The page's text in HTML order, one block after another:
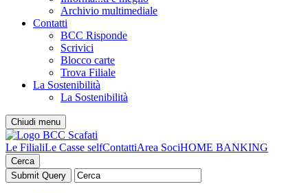
Archivio multimediale
Contatti
BCC Risponde
Scrivici
Blocco carte
Trova Filiale
La Sostenibilità
La Sostenibilità
Chiudi menu
Le FilialiLe Casse selfContattiArea SociHOME BANKING
Cerca